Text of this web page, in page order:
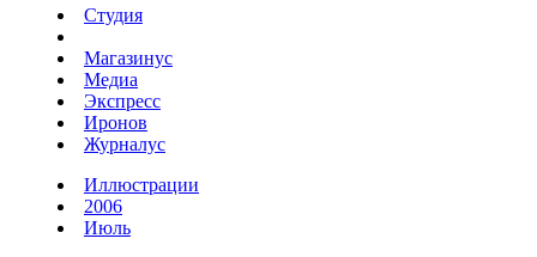
Студия
Магазинус
Медиа
Экспресс
Иронов
Журналус
Иллюстрации
2006
Июль